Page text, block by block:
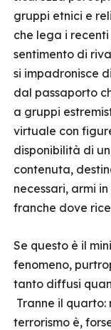
gruppi etnici e
che lega i
sentimento di
si impadronisce
dal passaporto
a gruppi
virtuale con
disponibilità di
contenuta,
necessari, armi in
franche dove
Se questo è il
fenomeno,
tanto diffusi
Tranne il
terrorismo è,